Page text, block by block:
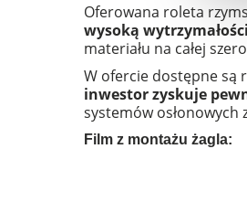
Oferowana roleta
wysoką
materiału na całej
W ofercie dostępne są
inwestor zyskuje
systemów
Film z montażu żagla: